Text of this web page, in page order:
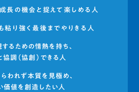
長の機会と捉えて楽しめる人
粘り強く最後までやりきる人
るための情熱を持ち、
協調（協創）できる人
われず本質を見極め、
価値を創造したい人